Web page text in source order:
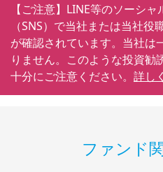
【ご注意】LINE等のソーシ
（SNS）で当社または当社
が確認されています。当社は
りません。このような投資勧
十分にご注意ください。 詳し
ファンド